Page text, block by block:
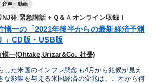
音声・動画
NJ発 緊急講話＋Ｑ＆Ａオンライン収録！
愼一の「2021年後半からの最新経済予測
」CD版・USB版
愼一(Ohtake,Urizar&Co. 社長)
た米国のインフレ懸念も4月から兆候が見え
な影響を与える米国経済の変兆は、これから何